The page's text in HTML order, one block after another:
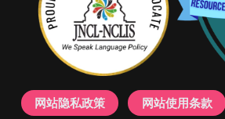
网站隐私政策 网站使用条款